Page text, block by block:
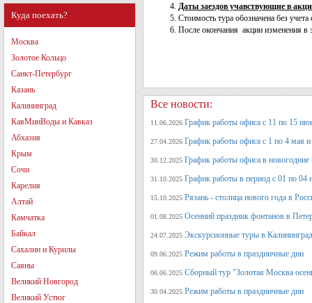
Куда поехать?
Москва
Золотое Кольцо
Санкт-Петербург
Казань
Калининград
КавМинВоды и Кавказ
Абхазия
Крым
Сочи
Карелия
Алтай
Камчатка
Байкал
Сахалин и Курилы
Саяны
Великий Новгород
Великий Устюг
Даты заездов учавствующие в
Стоимость тура обозначена без учета
После окончания акции изменения в
Все новости:
11.06.2026 График работы офиса с 11 по 15
27.04.2026 График работы офиса с 1 по 4 мая
30.12.2025 График работы офиса в новогодние
31.10.2025 График работы в период с 01 по 04
15.10.2025 Рязань - столица нового года в
01.08.2025 Осенний праздник фонтанов в
24.07.2025 Экскурсионные туры в
09.06.2025 Режим работы в праздничные дни
06.06.2025 Сборный тур "Золотая Москва
30.04.2025 Режим работы в праздничные дни